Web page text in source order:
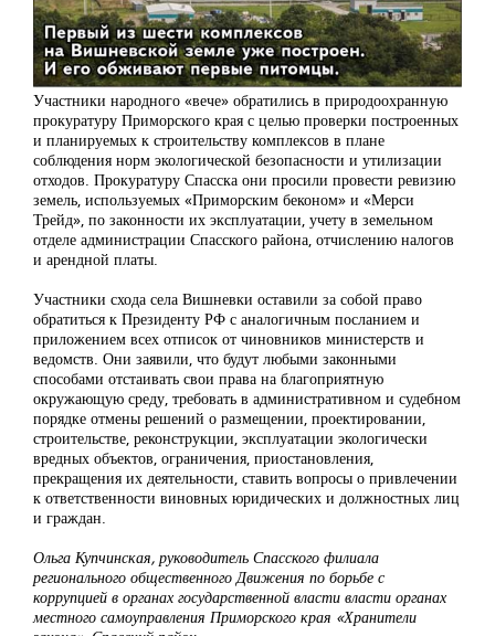
Участники народного «вече» обратились в природоохранную
прокуратуру Приморского края с целью проверки построенных
и планируемых к строительству комплексов в плане
соблюдения норм экологической безопасности и утилизации
отходов. Прокуратуру Спасска они просили провести ревизию
земель, используемых «Приморским беконом» и «Мерси
Трейд», по законности их эксплуатации, учету в земельном
отделе администрации Спасского района, отчислению налогов
и арендной платы.
Участники схода села Вишневки оставили за собой право
обратиться к Президенту РФ с аналогичным посланием и
приложением всех отписок от чиновников министерств и
ведомств. Они заявили, что будут любыми законными
способами отстаивать свои права на благоприятную
окружающую среду, требовать в административном и судебном
порядке отмены решений о размещении, проектировании,
строительстве, реконструкции, эксплуатации экологически
вредных объектов, ограничения, приостановления,
прекращения их деятельности, ставить вопросы о привлечении
к ответственности виновных юридических и должностных лиц
и граждан.
Ольга Купчинская, руководитель Спасского филиала
регионального общественного Движения по борьбе с
коррупцией в органах государственной власти власти органах
местного самоуправления Приморского края «Хранители